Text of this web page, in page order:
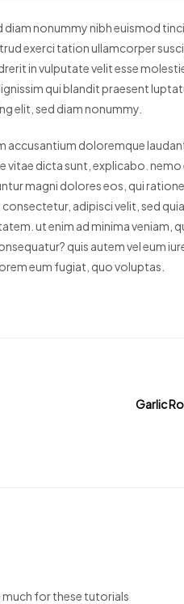
nonummy nibh euismod
exerci tation ullamcorper
in vulputate velit esse
qui blandit praesent
elit, sed diam nonummy.
accusantium doloremque
dicta sunt, explicabo.
magni dolores eos, qui
adipisci velit, sed
ut enim ad minima veniam,
quis autem vel eum
eum fugiat, quo voluptas.
Garlic
much for these tutorials